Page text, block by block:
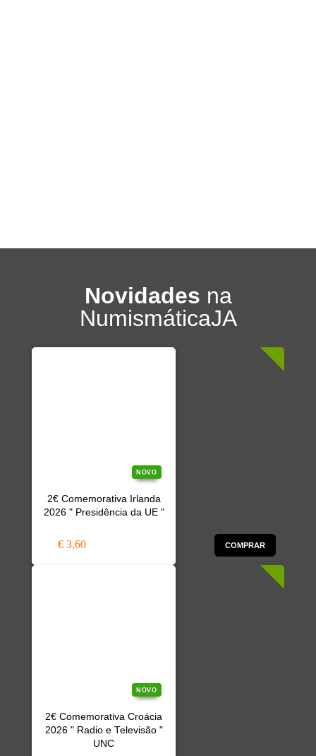
Novidades na
NumismáticaJA
NOVO
2€ Comemorativa Irlanda
2026 " Presidência da UE "
€ 3,60 COMPRAR
NOVO
2€ Comemorativa Croácia
2026 " Radio e Televisão "
UNC